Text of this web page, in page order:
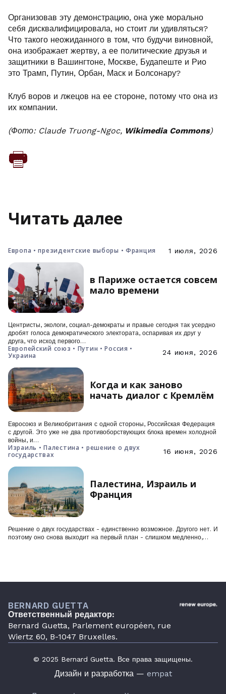
Организовав эту демонстрацию, она уже морально
себя дисквалифицировала, но стоит ли удивляться?
Что такого неожиданного в том, что будучи виновной,
она изображает жертву, а ее политические друзья и
защитники в Вашингтоне, Москве, Будапеште и Рио
это Трамп, Путин, Орбан, Маск и Болсонару?
Клуб воров и лжецов на ее стороне, потому что она из
их компании.
(Фото: Claude Truong-Ngoc, Wikimedia Commons)
Читать далее
Европа • президентские выборы • Франция 1 июля, 2026
в Париже остается совсем
мало времени
Центристы, экологи, социал-демократы и правые сегодня так усердно
дробят голоса демократического электората, оспаривая их друг у
друга, что исход первого…
Европейский союз • Путин • Россия •
Украина
24 июня, 2026
Когда и как заново
начать диалог с Кремлём
Евросоюз и Великобритания с одной стороны, Российская Федерация
с другой. Это уже не два противоборствующих блока времен холодной
войны, и…
Израиль • Палестина • решение о двух
государствах
16 июня, 2026
Палестина, Израиль и
Франция
Решение о двух государствах - единственно возможное. Другого нет. И
поэтому оно снова выходит на первый план - слишком медленно,…
BERNARD GUETTA
Ответственный редактор:
Bernard Guetta, Parlement européen, rue
Wiertz 60, B-1047 Bruxelles.
© 2025 Bernard Guetta. Все права защищены.
Дизайн и разработка — empat